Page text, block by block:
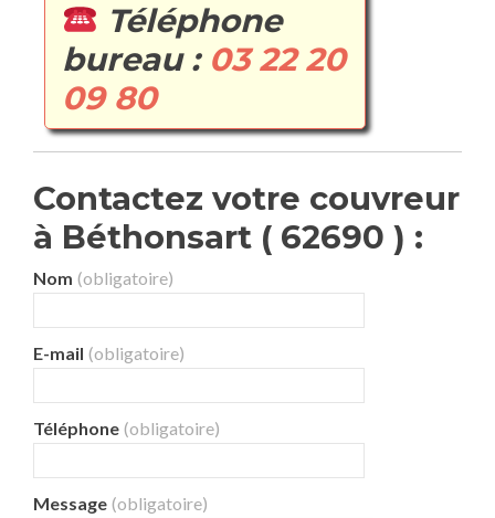
Téléphone
bureau : 03 22 20
09 80
Contactez votre couvreur
à Béthonsart ( 62690 ) :
Nom (obligatoire)
E-mail (obligatoire)
Téléphone (obligatoire)
Message (obligatoire)